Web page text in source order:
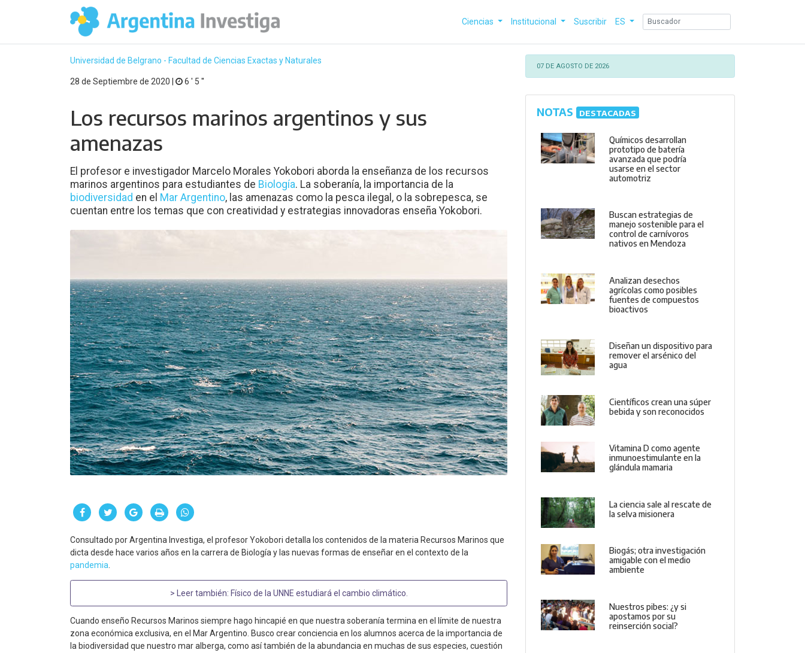
Ciencias Institucional Suscribir ES
Universidad de Belgrano - Facultad de Ciencias Exactas y Naturales
28 de Septiembre de 2020 | 6 ′ 5 ′′
Los recursos marinos argentinos y sus
amenazas
El profesor e investigador Marcelo Morales Yokobori aborda la enseñanza de los recursos
marinos argentinos para estudiantes de Biología. La soberanía, la importancia de la
biodiversidad en el Mar Argentino, las amenazas como la pesca ilegal, o la sobrepesca, se
cuentan entre los temas que con creatividad y estrategias innovadoras enseña Yokobori.
Consultado por Argentina Investiga, el profesor Yokobori detalla los contenidos de la materia Recursos Marinos que
dicta desde hace varios años en la carrera de Biología y las nuevas formas de enseñar en el contexto de la
pandemia.
> Leer también: Físico de la UNNE estudiará el cambio climático
Cuando enseño Recursos Marinos siempre hago hincapié en que nuestra soberanía termina en el límite de nuestra
zona económica exclusiva, en el Mar Argentino. Busco crear conciencia en los alumnos acerca de la importancia de
la biodiversidad que nuestro mar alberga, como así también de la abundancia en muchas de sus especies, cuestión
07 DE AGOSTO DE 2026
NOTAS DESTACADAS
Químicos desarrollan
prototipo de batería
avanzada que podría
usarse en el sector
automotriz
Buscan estrategias de
manejo sostenible para el
control de carnívoros
nativos en Mendoza
Analizan desechos
agrícolas como posibles
fuentes de compuestos
bioactivos
Diseñan un dispositivo para
remover el arsénico del
agua
Científicos crean una súper
bebida y son reconocidos
Vitamina D como agente
inmunoestimulante en la
glándula mamaria
La ciencia sale al rescate de
la selva misionera
Biogás; otra investigación
amigable con el medio
ambiente
Nuestros pibes: ¿y si
apostamos por su
reinserción social?